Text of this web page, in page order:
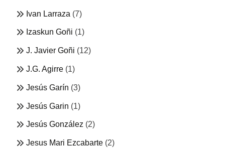
Ivan Larraza (7)
Izaskun Goñi (1)
J. Javier Goñi (12)
J.G. Agirre (1)
Jesús Garín (3)
Jesús Garin (1)
Jesús González (2)
Jesus Mari Ezcabarte (2)